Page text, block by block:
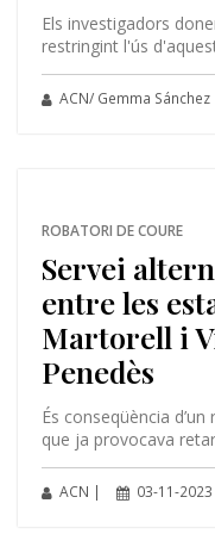
Els investigadors
restringint l'ús
ACN/ Gemma Sánchez
ROBATORI DE COURE
Servei
entre les
Martorell i
Penedès
És conseqüència
que ja provocava
ACN | 03-11-2023